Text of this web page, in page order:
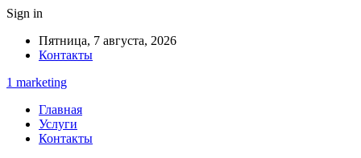
Sign in
Пятница, 7 августа, 2026
Контакты
1 marketing
Главная
Услуги
Контакты